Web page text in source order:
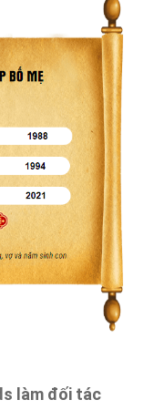
làm đối tác